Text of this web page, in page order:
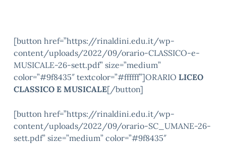
[button href=”https://rinaldini.edu.it/wp-
content/uploads/2022/09/orario-CLASSICO-e-
MUSICALE-26-sett.pdf” size=”medium”
color=”#9f8435″ textcolor=”#ffffff”]ORARIO LICEO
CLASSICO E MUSICALE[/button]
[button href=”https://rinaldini.edu.it/wp-
content/uploads/2022/09/orario-SC_UMANE-26-
sett.pdf” size=”medium” color=”#9f8435″